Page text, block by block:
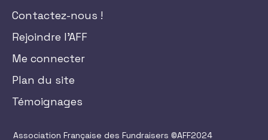
Contactez-nous !
Rejoindre l'AFF
Me connecter
Plan du site
Témoignages
Association Française des Fundraisers ©AFF2024